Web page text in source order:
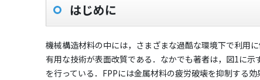
はじめに
機械構造材料の中には，さまざまな過酷な環境下で利用
有用な技術が表面改質である．なかでも著者は，図1に
を行っている．FPPには金属材料の疲労破壊を抑制する